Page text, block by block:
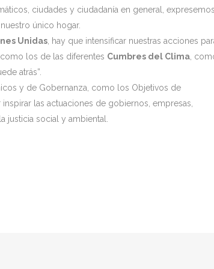
ciudades y ciudadanía en general, expresemos
único hogar.
Unidas , hay que intensificar nuestras acciones
los de las diferentes Cumbres del Clima ,
atrás”.
y de Gobernanza, como los Objetivos de
las actuaciones de gobiernos, empresas,
social y ambiental.